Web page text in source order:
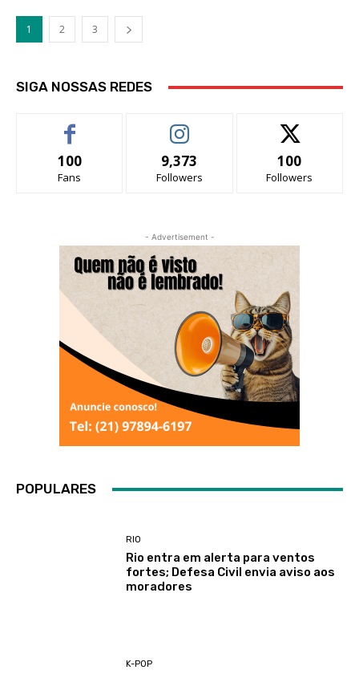
1 2 3
SIGA NOSSAS REDES
100
Fans
9,373
Followers
100
Followers
- Advertisement -
POPULARES
RIO
Rio entra em alerta para ventos
fortes; Defesa Civil envia aviso aos
moradores
K-POP